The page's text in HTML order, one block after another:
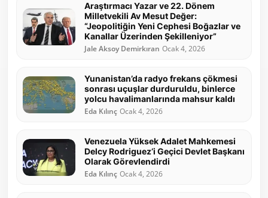
Araştırmacı Yazar ve 22. Dönem
Milletvekili Av Mesut Değer:
“Jeopolitiğin Yeni Cephesi Boğazlar ve
Kanallar Üzerinden Şekilleniyor”
Jale Aksoy Demirkıran Ocak 4, 2026
Yunanistan’da radyo frekans çökmesi
sonrası uçuşlar durduruldu, binlerce
yolcu havalimanlarında mahsur kaldı
Eda Kılınç Ocak 4, 2026
Venezuela Yüksek Adalet Mahkemesi
Delcy Rodriguez’i Geçici Devlet Başkanı
Olarak Görevlendirdi
Eda Kılınç Ocak 4, 2026